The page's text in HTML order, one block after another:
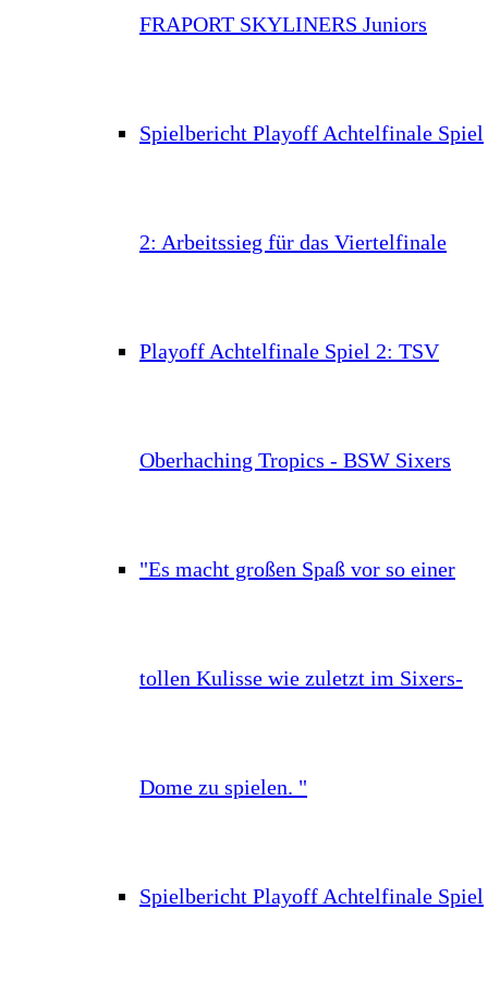
FRAPORT SKYLINERS Juniors
Spielbericht Playoff Achtelfinale Spiel
2: Arbeitssieg für das Viertelfinale
Playoff Achtelfinale Spiel 2: TSV
Oberhaching Tropics - BSW Sixers
"Es macht großen Spaß vor so einer
tollen Kulisse wie zuletzt im Sixers-
Dome zu spielen. "
Spielbericht Playoff Achtelfinale Spiel